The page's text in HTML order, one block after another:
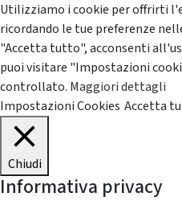
Utilizziamo i cookie per offrirti
ricordando le tue preferenze
"Accetta tutto", acconsenti
puoi visitare "Impostazioni
controllato. Maggiori dettagli
Impostazioni Cookies Accetta
Chiudi
Informativa privacy